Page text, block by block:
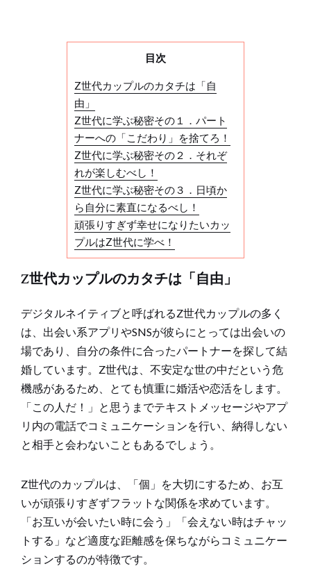
目次
Z世代カップルのカタチは「自
由」
Z世代に学ぶ秘密その１．パート
ナーへの「こだわり」を捨てろ！
Z世代に学ぶ秘密その２．それぞ
れが楽しむべし！
Z世代に学ぶ秘密その３．日頃か
ら自分に素直になるべし！
頑張りすぎず幸せになりたいカッ
プルはZ世代に学べ！
Z世代カップルのカタチは「自由」
デジタルネイティブと呼ばれるZ世代カップルの多く
は、出会い系アプリやSNSが彼らにとっては出会いの
場であり、自分の条件に合ったパートナーを探して結
婚しています。Z世代は、不安定な世の中だという危
機感があるため、とても慎重に婚活や恋活をします。
「この人だ！」と思うまでテキストメッセージやアプ
リ内の電話でコミュニケーションを行い、納得しない
と相手と会わないこともあるでしょう。
Z世代のカップルは、「個」を大切にするため、お互
いが頑張りすぎずフラットな関係を求めています。
「お互いが会いたい時に会う」「会えない時はチャッ
トする」など適度な距離感を保ちながらコミュニケー
ションするのが特徴です。